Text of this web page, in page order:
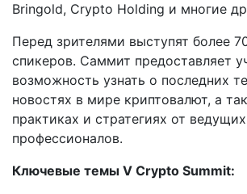
Bringold, Crypto Holding и многие
Перед зрителями выступят более
спикеров. Саммит предоставляет
возможность узнать о последних
новостях в мире криптовалют, а
практиках и стратегиях от
профессионалов.
Ключевые темы V Crypto Summit: